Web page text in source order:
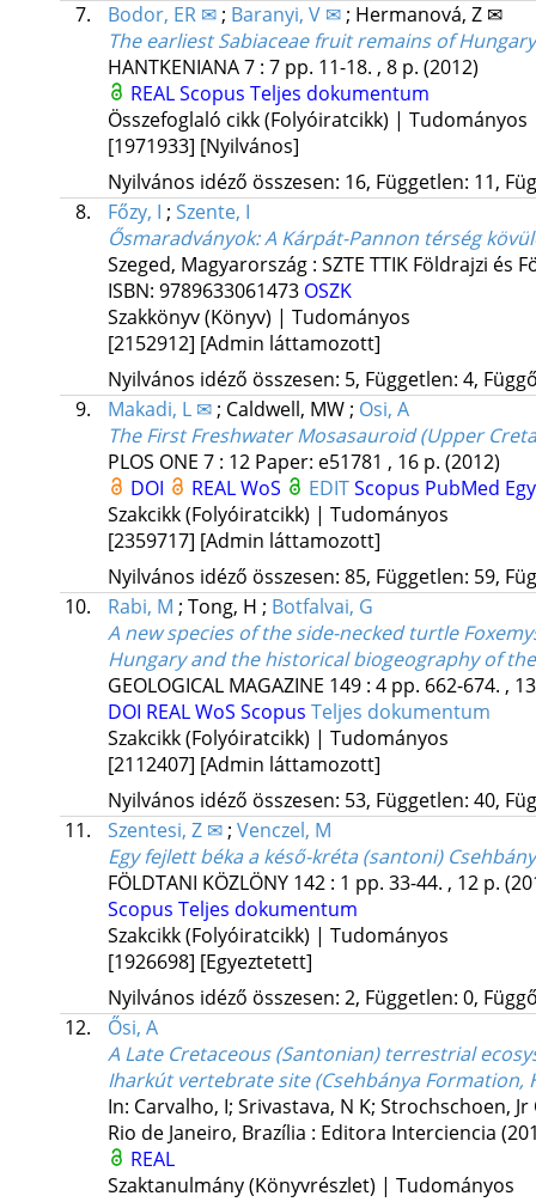
7.
Bodor, ER ✉; Baranyi, V ✉; Hermanová, Z ✉
The earliest Sabiaceae fruit remains of Hungary
HANTKENIANA7: 7 pp. 11-18. , 8 p. (2012)
REALScopus Teljes dokumentum
Összefoglaló cikk (Folyóiratcikk) | Tudományos
[1971933] [Nyilvános]
Nyilvános idéző összesen: 16, Független: 11,
8.
Főzy, I ; Szente, I
Ősmaradványok: A Kárpát-Pannon térség
Szeged, Magyarország : SZTE TTIK Földrajzi és
ISBN: 9789633061473 OSZK
Szakkönyv (Könyv) | Tudományos
[2152912] [Admin láttamozott]
Nyilvános idéző összesen: 5, Független: 4,
9.
Makadi, L ✉; Caldwell, MW; Osi, A
The First Freshwater Mosasauroid (Upper
PLOS ONE 7: 12 Paper: e51781 , 16 p. (2012)
DOI
REALWoS EDITScopus PubMed
Szakcikk (Folyóiratcikk) | Tudományos
[2359717] [Admin láttamozott]
Nyilvános idéző összesen: 85, Független: 59,
10.
Rabi, M ; Tong, H ; Botfalvai, G
A new species of the side-necked turtle
Hungary and the historical biogeography of
GEOLOGICAL MAGAZINE 149: 4 pp. 662-674. ,
DOI REALWoS Scopus Teljes dokumentum
Szakcikk (Folyóiratcikk) | Tudományos
[2112407] [Admin láttamozott]
Nyilvános idéző összesen: 53, Független: 40,
11.
Szentesi, Z ✉; Venczel, M
Egy fejlett béka a késő-kréta (santoni)
FÖLDTANI KÖZLÖNY 142: 1 pp. 33-44. , 12 p.
Scopus Teljes dokumentum
Szakcikk (Folyóiratcikk) | Tudományos
[1926698] [Egyeztetett]
Nyilvános idéző összesen: 2, Független: 0,
12.
Ősi, A
A Late Cretaceous (Santonian) terrestrial
Iharkút vertebrate site (Csehbánya Formation,
In: Carvalho, I; Srivastava, N K; Strochschoen, Jr
Rio de Janeiro, Brazília : Editora Interciencia
REAL
Szaktanulmány (Könyvrészlet) | Tudományos